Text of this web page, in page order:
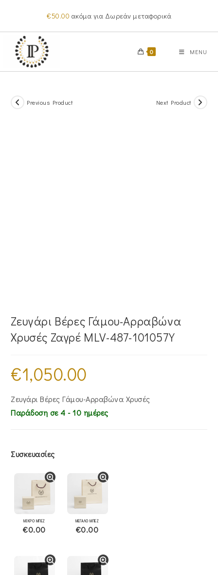
content
€50.00 ακόμα για Δωρεάν μεταφορικά
0 MENU
Previous Product Next Product
Ζευγάρι Βέρες Γάμου-Αρραβώνα
Χρυσές Ζαγρέ MLV-487-101057Y
€1,050.00
Ζευγάρι Βέρες Γάμου-Αρραβώνα Χρυσές
Παράδοση σε 4 - 10 ημέρες
Συσκευασίες
ΜΙΚΡΟ ΜΠΕΖ
€0.00
ΜΕΓΑΛΟ ΜΠΕΖ
€0.00